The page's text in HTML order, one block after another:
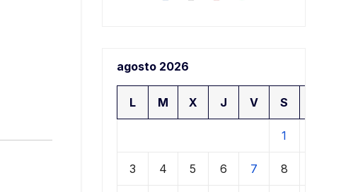
agosto 2026
L M X J V S
1
3 4 5 6 7 8